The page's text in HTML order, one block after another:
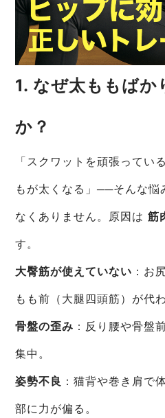
1. なぜ太ももばか
か？
「スクワットを頑張ってい
もが太くなる」──そんな悩
なくありません。原因は筋
す。
大臀筋が使えていない ：お
もも前（大腿四頭筋）が代
骨盤の歪み ：反り腰や骨盤
集中。
姿勢不良 ：猫背や巻き肩で
部に力が偏る。